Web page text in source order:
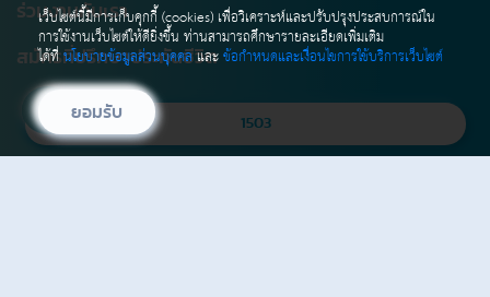
บริการอื่นๆ
มาตรฐานการให้บริการธุรกิจประกันชีวิต (SLA)
แผนผังเว็บไซต์
ร่วมงานกับเรา
สมัครที่ปรึกษาประกันชีวิต
1503
เว็บไซต์นี้มีการเก็บคุกกี้ (cookies) เพื่อวิเคราะห์และปรับปรุงประสบการณ์ใน
การใช้งานเว็บไซต์ให้ดียิ่งขึ้น ท่านสามารถศึกษารายละเอียดเพิ่มเติม
ได้ที่นโยบายข้อมูลส่วนบุคคลและข้อกำหนดและเงื่อนไขการใช้บริการเว็บไซต์
ยอมรับ